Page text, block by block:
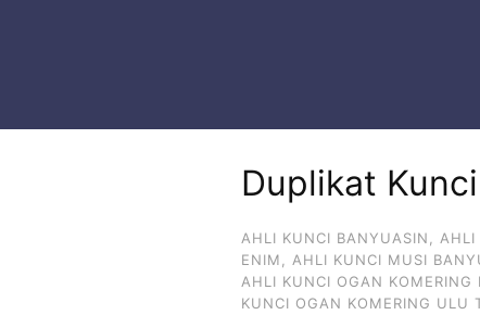
Duplikat
AHLI KUNCI BANYUASIN AHLI
ENIM
AHLI KUNCI MUSI
AHLI KUNCI OGAN KOMERING
KUNCI OGAN KOMERING ULU